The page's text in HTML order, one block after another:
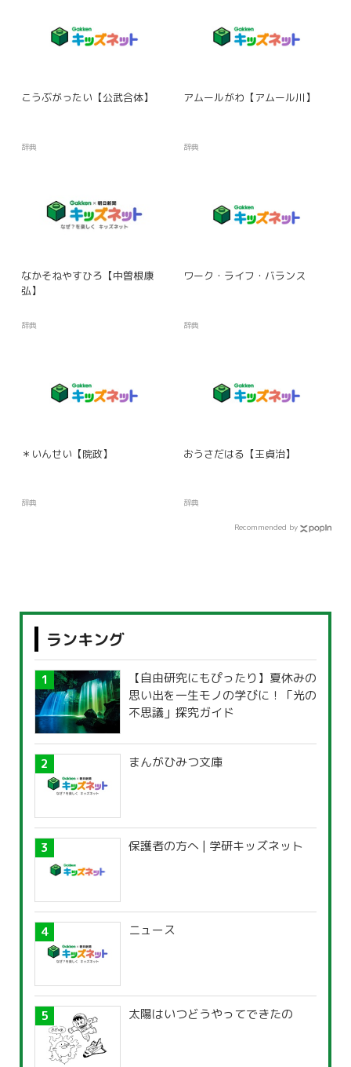
こうぶがったい【公武合体】
辞典
アムールがわ【アムール川】
辞典
なかそねやすひろ【中曽根康
弘】
辞典
ワーク・ライフ・バランス
辞典
＊いんせい【院政】
辞典
おうさだはる【王貞治】
辞典
Recommended by
ランキング
【自由研究にもぴったり】夏休みの
思い出を一生モノの学びに！「光の
不思議」探究ガイド
まんがひみつ文庫
保護者の方へ | 学研キッズネット
ニュース
太陽はいつどうやってできたの